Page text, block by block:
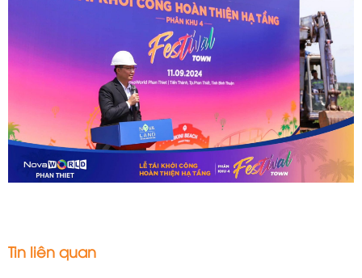
Tin liên quan